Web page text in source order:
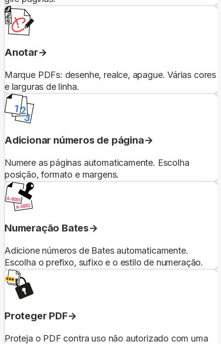
Anotar
Marque PDFs: desenhe, realce, apague. Várias cores
e larguras de linha.
Adicionar números de página
Numere as páginas automaticamente. Escolha
posição, formato e margens.
Numeração Bates
Adicione números de Bates automaticamente.
Escolha o prefixo, sufixo e o estilo de numeração.
Proteger PDF
Proteja o PDF contra uso não autorizado com uma